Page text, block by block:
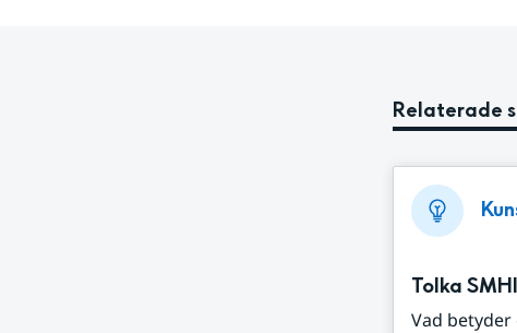
Relaterade
Tolka
Vad betyder